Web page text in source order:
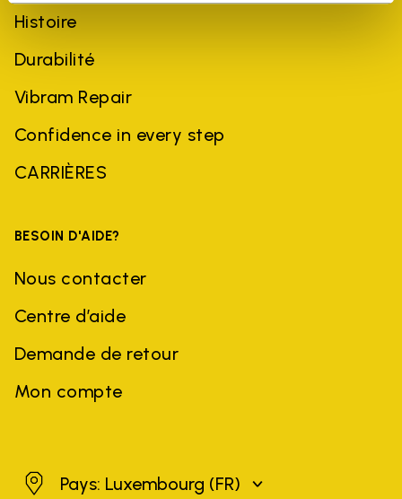
Histoire
Durabilité
Vibram Repair
Confidence in every step
CARRIÈRES
BESOIN D'AIDE?
Nous contacter
Centre d’aide
Demande de retour
Mon compte
Luxembourg
Pays: Luxembourg (FR)